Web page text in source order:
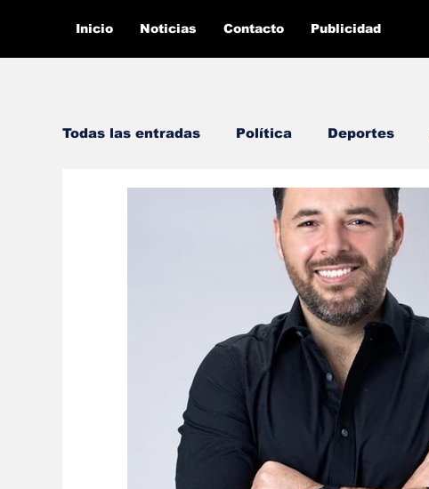
Inicio Noticias Contacto Publicidad
Todas las entradas Política Deportes
Te lo explíco con memes